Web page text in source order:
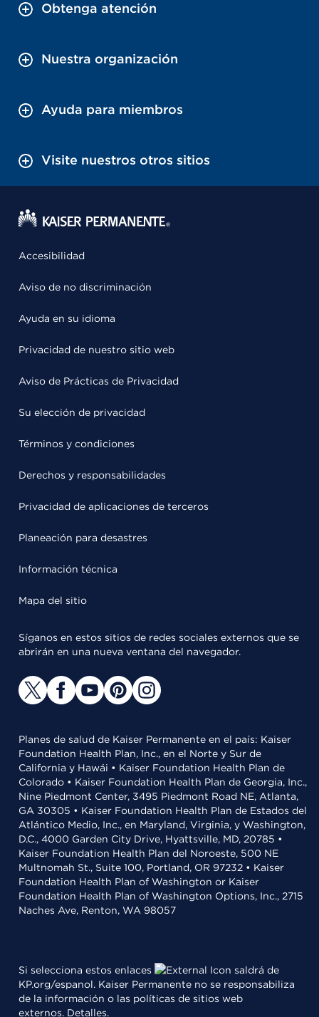
Obtenga atención
Nuestra organización
Ayuda para miembros
Visite nuestros otros sitios
Accesibilidad
Aviso de no discriminación
Ayuda en su idioma
Privacidad de nuestro sitio web
Aviso de Prácticas de Privacidad
Su elección de privacidad
Términos y condiciones
Derechos y responsabilidades
Privacidad de aplicaciones de terceros
Planeación para desastres
Información técnica
Mapa del sitio
Síganos en estos sitios de redes sociales externos que se
abrirán en una nueva ventana del navegador.
Planes de salud de Kaiser Permanente en el país: Kaiser
Foundation Health Plan, Inc., en el Norte y Sur de
California y Hawái • Kaiser Foundation Health Plan de
Colorado • Kaiser Foundation Health Plan de Georgia, Inc.,
Nine Piedmont Center, 3495 Piedmont Road NE, Atlanta,
GA 30305 • Kaiser Foundation Health Plan de Estados del
Atlántico Medio, Inc., en Maryland, Virginia, y Washington,
D.C., 4000 Garden City Drive, Hyattsville, MD, 20785 •
Kaiser Foundation Health Plan del Noroeste, 500 NE
Multnomah St., Suite 100, Portland, OR 97232 • Kaiser
Foundation Health Plan of Washington or Kaiser
Foundation Health Plan of Washington Options, Inc., 2715
Naches Ave, Renton, WA 98057
Si selecciona estos enlaces
saldrá de
KP.org/espanol. Kaiser Permanente no se responsabiliza
de la información o las políticas de sitios web
externos. Detalles.